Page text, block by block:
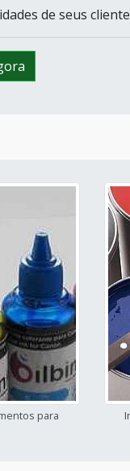
de seus
para